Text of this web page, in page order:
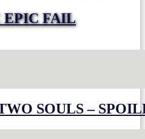
EPIC FAIL
SOULS –